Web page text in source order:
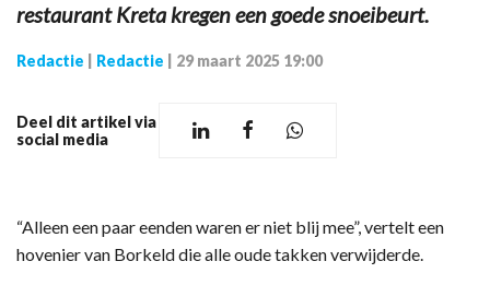
restaurant Kreta kregen een goede snoeibeurt.
Redactie Redactie 29 maart 2025 19:00
Deel dit artikel via
social media
“Alleen een paar eenden waren er niet blij mee”, vertelt een
hovenier van Borkeld die alle oude takken verwijderde.